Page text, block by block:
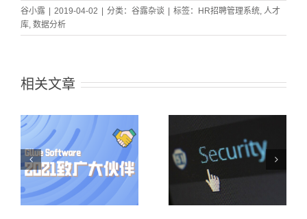
谷小露 | 2019-04-02 | 分类： 谷露杂谈 | 标签： HR招聘管理系统 人才
库 数据分析
相关文章
谷露软件获公安
部信息安全“等保
三级”认证，信息
安全体系建设领
医改+疫情洗礼
下，药企交出了
这样的招聘创新